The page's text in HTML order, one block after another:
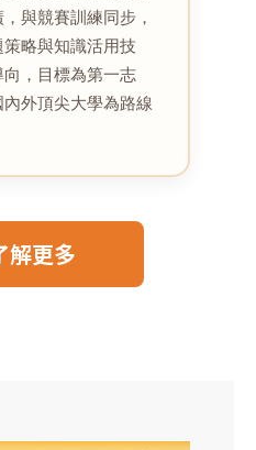
與競賽訓練同步，
略與知識活用技
，目標為第一志
外頂尖大學為路線
解更多